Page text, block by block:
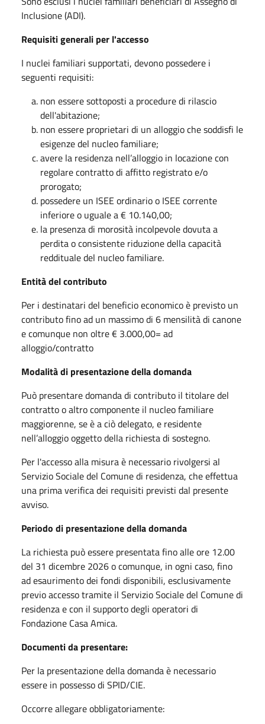
Inclusione (ADI).
Requisiti generali per l'accesso
I nuclei familiari supportati, devono possedere i
seguenti requisiti:
non essere sottoposti a procedure di rilascio
dell'abitazione;
non essere proprietari di un alloggio che soddisfi le
esigenze del nucleo familiare;
avere la residenza nell’alloggio in locazione con
regolare contratto di affitto registrato e/o
prorogato;
possedere un ISEE ordinario o ISEE corrente
inferiore o uguale a € 10.140,00;
la presenza di morosità incolpevole dovuta a
perdita o consistente riduzione della capacità
reddituale del nucleo familiare.
Entità del contributo
Per i destinatari del beneficio economico è previsto un
contributo fino ad un massimo di 6 mensilità di canone
e comunque non oltre € 3.000,00= ad
alloggio/contratto
Modalità di presentazione della domanda
Può presentare domanda di contributo il titolare del
contratto o altro componente il nucleo familiare
maggiorenne, se è a ciò delegato, e residente
nell’alloggio oggetto della richiesta di sostegno.
Per l'accesso alla misura è necessario rivolgersi al
Servizio Sociale del Comune di residenza, che effettua
una prima verifica dei requisiti previsti dal presente
avviso.
Periodo di presentazione della domanda
La richiesta può essere presentata fino alle ore 12.00
del 31 dicembre 2026 o comunque, in ogni caso, fino
ad esaurimento dei fondi disponibili, esclusivamente
previo accesso tramite il Servizio Sociale del Comune di
residenza e con il supporto degli operatori di
Fondazione Casa Amica.
Documenti da presentare:
Per la presentazione della domanda è necessario
essere in possesso di SPID/CIE.
Occorre allegare obbligatoriamente: